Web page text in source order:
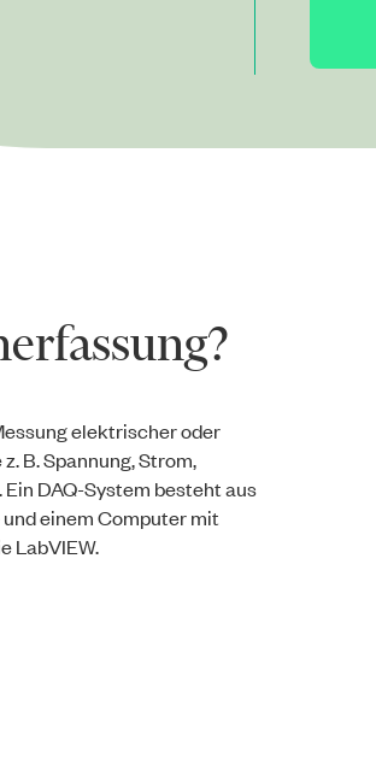
elektrischer oder
B. Spannung, Strom,
DAQ-System besteht aus
einem Computer mit
LabVIEW.